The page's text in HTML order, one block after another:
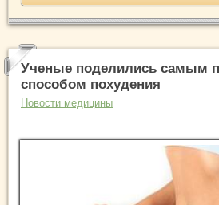
Ученые поделились самым
способом похудения
Новости медицины